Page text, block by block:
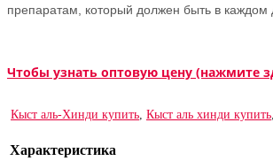
препаратам, который должен быть в каждом
Чтобы узнать оптовую цену (нажмите
Кыст аль-Хинди купить, Кыст аль хинди купить,
Характеристика